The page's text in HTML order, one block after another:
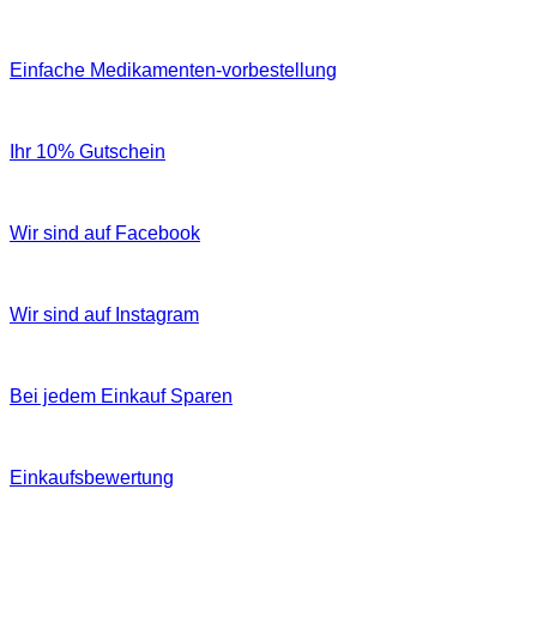
Einfache Medikamenten-vorbestellung
Ihr 10% Gutschein
Wir sind auf Facebook
Wir sind auf Instagram
Bei jedem Einkauf Sparen
Einkaufsbewertung